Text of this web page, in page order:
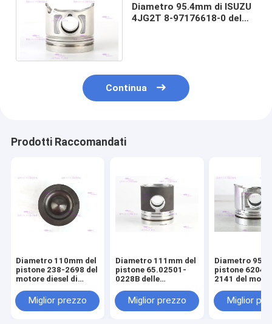
Diametro 95.4mm di ISUZU
4JG2T 8-97176618-0 del
Continua
Prodotti Raccomandati
Diametro 110mm del
pistone 238-2698 del
motore diesel di
Miglior prezzo
Diametro 111mm del
pistone 65.02501-
0228B delle
motore di DOOSAN
DE08T
Miglior prezzo
Diametro
pistone 6204-
2141 del
S4D95LE-2
Miglior